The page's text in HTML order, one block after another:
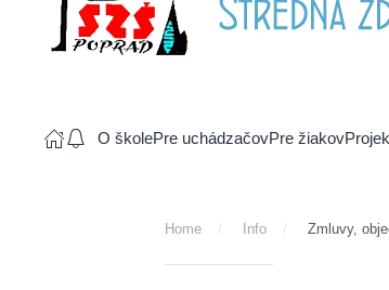
O školePre uchádzačovPre žiakov
Home Info Zmluvy,